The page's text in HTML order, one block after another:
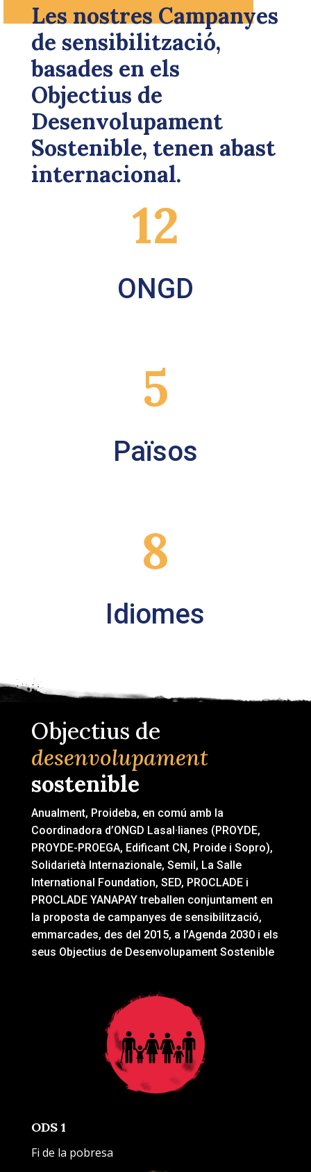
Les nostres Campanyes
de sensibilització,
basades en els
Objectius de
Desenvolupament
Sostenible, tenen abast
internacional.
12
ONGD
5
Països
8
Idiomes
Objectius de
desenvolupament
sostenible
Anualment, Proideba, en comú amb la
Coordinadora d’ONGD Lasal·lianes (PROYDE,
PROYDE-PROEGA, Edificant CN, Proide i Sopro),
Solidarietà Internazionale, Semil, La Salle
International Foundation, SED, PROCLADE i
PROCLADE YANAPAY treballen conjuntament en
la proposta de campanyes de sensibilització,
emmarcades, des del 2015, a l’Agenda 2030 i els
seus Objectius de Desenvolupament Sostenible
ODS 1
Fi de la pobresa